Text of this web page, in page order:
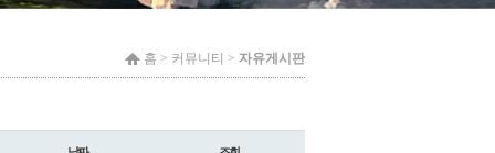
홈 > 커뮤니티 > 자유게시판